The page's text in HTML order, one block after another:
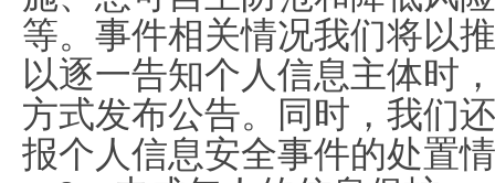
等。事件相关情况我们将以
以逐一告知个人信息主体时
方式发布公告。同时，我们
报个人信息安全事件的处置